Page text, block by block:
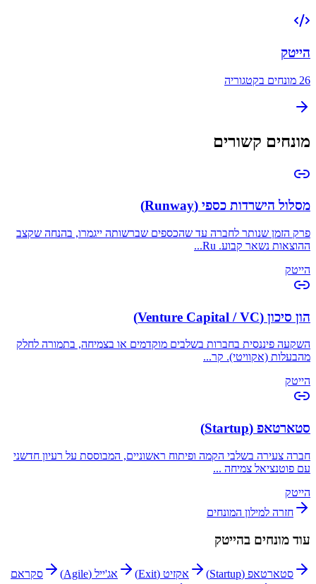
הייטק
26 מונחים בקטגוריה
מונחים קשורים
מסלול הישרדות כספי (Runway)
פרק הזמן שנותר לחברה עד שהכספים שברשותה ייגמרו, בהנחה שקצב
ההוצאות נשאר קבוע. Ru
...
הייטק
הון סיכון (Venture Capital / VC)
השקעה פיננסית בחברות בשלבים מוקדמים או בצמיחה, בתמורה לחלק
מהבעלות (אקוויטי). קר...
הייטק
סטארטאפ (Startup)
חברה צעירה בשלבי הקמה ופיתוח ראשוניים, המבוססת על רעיון חדשני
עם פוטנציאל צמיחה ...
הייטק
חזרה למילון המונחים
עוד מונחים בהייטק
סטארטאפ (Startup) אקזיט (Exit) אג'ייל (Agile)
סקראם